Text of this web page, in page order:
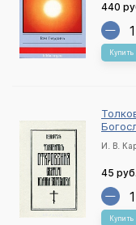
440
Купить
И. В.
45 руб.
Купить